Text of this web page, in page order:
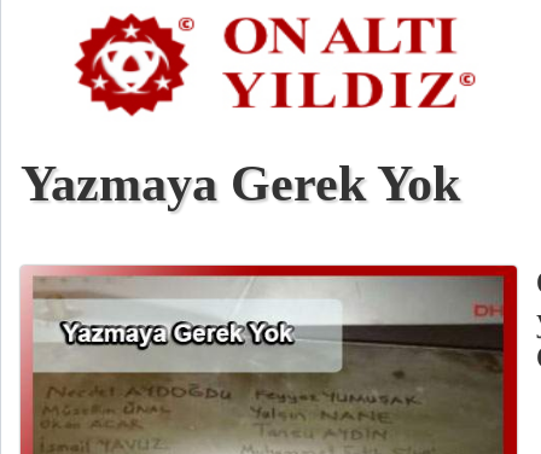
Yazmaya Gerek Yok